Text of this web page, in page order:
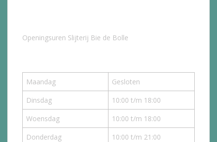
Openingsuren Slijterij Bie de Bolle
Maandag
Gesloten
Dinsdag
10:00 t/m 18:00
Woensdag
10:00 t/m 18:00
Donderdag
10:00 t/m 21:00